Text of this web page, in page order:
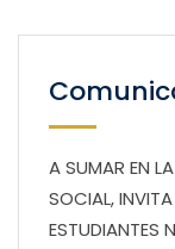
A SUMAR EN
SOCIAL,
ESTUDIANTES